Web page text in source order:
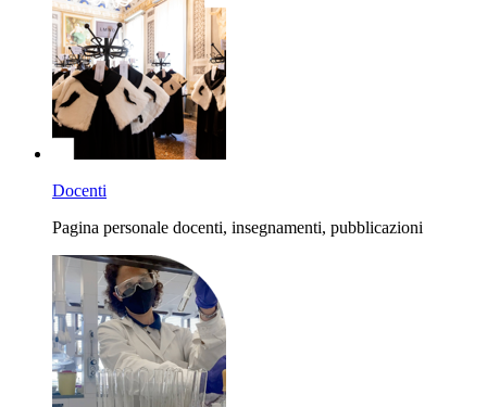
Docenti
Pagina personale docenti, insegnamenti, pubblicazioni